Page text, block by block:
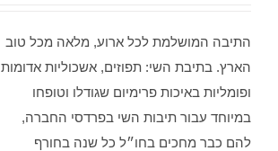
התיבה המושלמת לכל ארוע, מלאה מכל טוב
הארץ. בתיבת השי: תפוזים, אשכוליות אדומות
ופומליות באיכות פרימיום שגודלו וטופחו
במיוחד עבור תיבות השי בפרדסי החברה,
להם כבר מחכים בחו״ל כל שנה בחורף